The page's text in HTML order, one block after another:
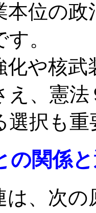
本位の
。
や核武
え、憲
選択も重
の関係
、次の